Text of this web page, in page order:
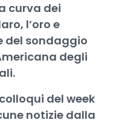
curva dei
l’oro e
del sondaggio
degli
del week
notizie dalla